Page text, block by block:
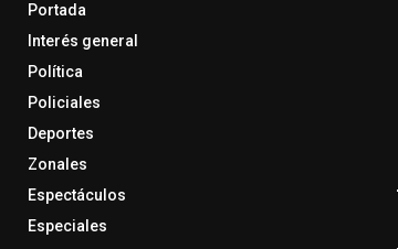
Portada
Interés general
Política
Policiales
Deportes
Zonales
Espectáculos
Especiales